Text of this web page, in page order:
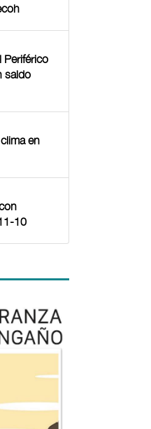
Periférico
saldo
en
10